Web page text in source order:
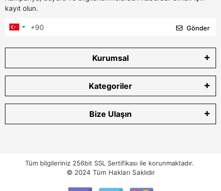
kayıt olun.
Gönder
Kurumsal
Kategoriler
Bize Ulaşın
Tüm bilgileriniz 256bit SSL Sertifikası ile korunmaktadır.
© 2024 Tüm Hakları Saklıdır